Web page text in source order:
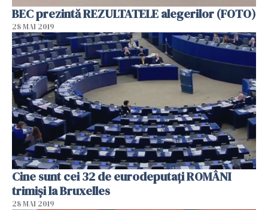
BEC prezintă REZULTATELE alegerilor (FOTO)
28 MAI 2019
Cine sunt cei 32 de eurodeputați ROMÂNI
trimiși la Bruxelles
28 MAI 2019